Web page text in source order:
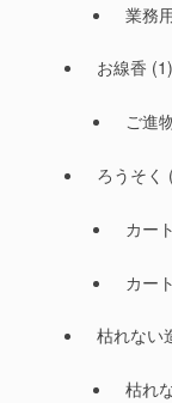
業務
お線香 (1)
ご進
ろうそく
カー
カー
枯れない
枯れ